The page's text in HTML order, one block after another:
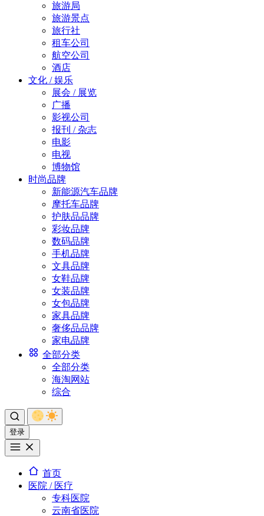
旅游局
旅游景点
旅行社
租车公司
航空公司
酒店
文化 / 娱乐
展会 / 展览
广播
影视公司
报刊 / 杂志
电影
电视
博物馆
时尚品牌
新能源汽车品牌
摩托车品牌
护肤品品牌
彩妆品牌
数码品牌
手机品牌
文具品牌
女鞋品牌
女装品牌
女包品牌
家具品牌
奢侈品品牌
家电品牌
全部分类
全部分类
海淘网站
综合
登录
首页
医院 / 医疗
专科医院
云南省医院